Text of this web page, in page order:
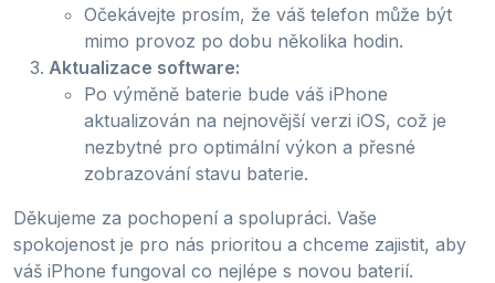
Očekávejte prosím, že váš telefon může být
mimo provoz po dobu několika hodin.
Aktualizace software:
Po výměně baterie bude váš iPhone
aktualizován na nejnovější verzi iOS, což je
nezbytné pro optimální výkon a přesné
zobrazování stavu baterie.
Děkujeme za pochopení a spolupráci. Vaše
spokojenost je pro nás prioritou a chceme zajistit, aby
váš iPhone fungoval co nejlépe s novou baterií.